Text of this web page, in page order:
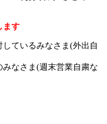
ます
しているみなさま(外出自
みなさま(週末営業自粛な